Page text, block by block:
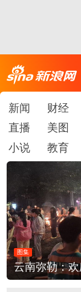
新闻 财经
直播
美图
小说
教育
图集
江西铅山：